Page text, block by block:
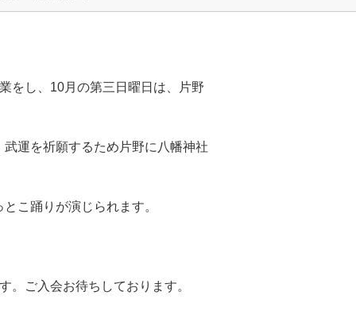
をし、10月の第三日曜日は、片野
運を祈願するため片野に八幡神社
こ踊りが演じられます。
。ご入会お待ちしております。